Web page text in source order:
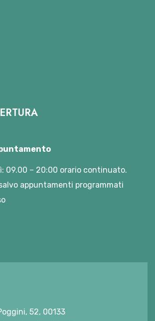
09.00 – 20:00 orario continuato.
appuntamenti programmati
52, 00133